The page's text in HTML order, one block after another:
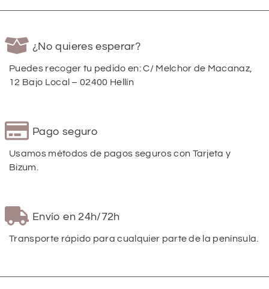
¿No quieres esperar?
Puedes recoger tu pedido en: C/ Melchor de Macanaz,
12 Bajo Local – 02400 Hellín
Pago seguro
Usamos métodos de pagos seguros con Tarjeta y
Bizum.
Envío en 24h/72h
Transporte rápido para cualquier parte de la península.